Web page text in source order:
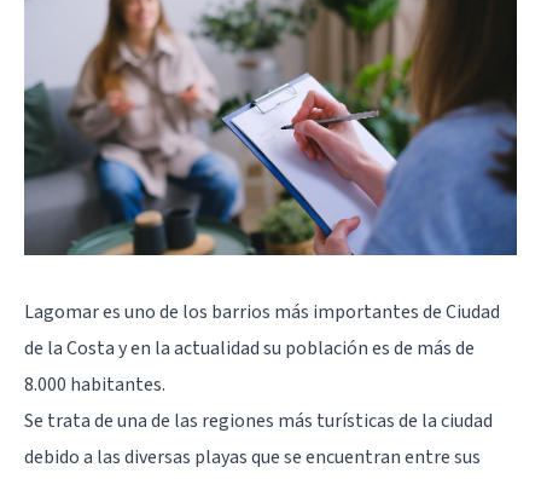
Lagomar es uno de los barrios más importantes de Ciudad
de la Costa y en la actualidad su población es de más de
8.000 habitantes.
Se trata de una de las regiones más turísticas de la ciudad
debido a las diversas playas que se encuentran entre sus